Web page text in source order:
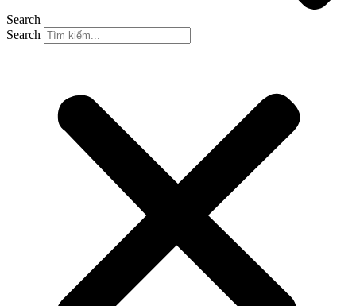
Search
Search